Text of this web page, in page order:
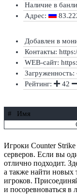
Наличие в
Адрес:
Добавлен в
Контакты:
WEB-сайт:
Загруженность:
Рейтинг:
42
# Имя
Игроки Counter Strike
серверов. Если вы
отлично подходит.
а также найти новых
игроков.
и посоревноваться в